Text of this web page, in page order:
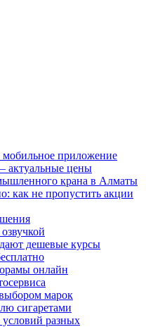
приложение
актуальные цены
крана в Алматы
как не пропустить акции
дешевые курсы
онлайн
марок
сигаретами
разных